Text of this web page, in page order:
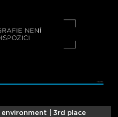
environment | 3rd place